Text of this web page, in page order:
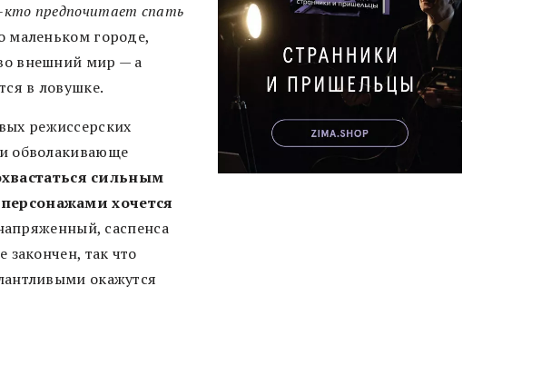
кто предпочитает спать
маленьком городе,
внешний мир — а
в ловушке.
режиссерских
обволакивающе
сильным
хочется
саспенса
закончен, так что
окажутся